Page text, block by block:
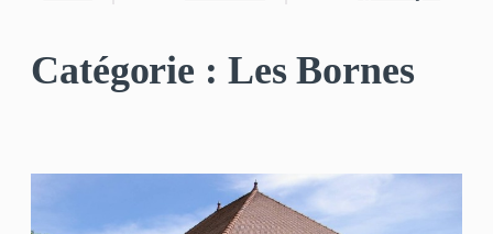
Catégorie : Les Bornes